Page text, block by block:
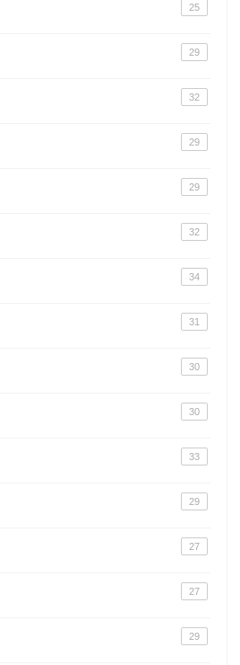
25
29
32
29
29
32
34
31
30
30
33
29
27
27
29